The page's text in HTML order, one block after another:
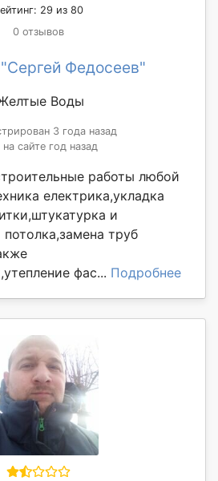
29 из 80
0 отзывов
Федосеев"
Воды
3 года назад
сайте год назад
работы любой
електрика,укладка
и
труб
фас... Подробнее